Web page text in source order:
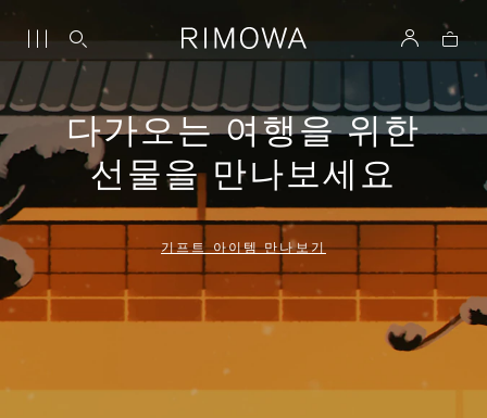
다가오는 여행을 위한
선물을 만나보세요
기프트 아이템 만나보기